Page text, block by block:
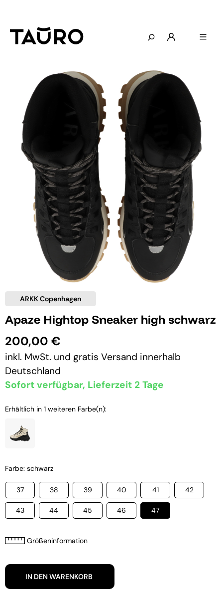
ARKK Copenhagen
Apaze Hightop Sneaker high schwarz
200,00 €
inkl. MwSt. und gratis Versand innerhalb
Deutschland
Sofort verfügbar, Lieferzeit 2 Tage
Erhältlich in 1 weiteren Farbe(n):
Farbe: schwarz
37 38 39 40 41 42
43 44 45 46 47
Größeninformation
IN DEN WARENKORB